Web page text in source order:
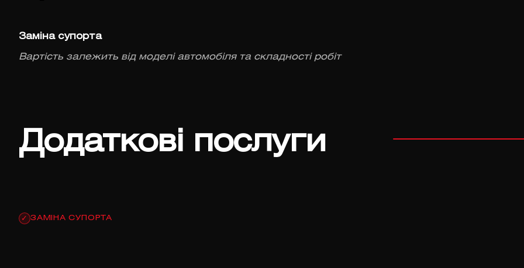
Заміна супорта
Вартість залежить від моделі автомобіля та складності робіт
Додаткові послуги
✓ ЗАМІНА СУПОРТА